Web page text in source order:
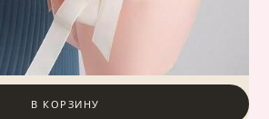
В КОРЗИНУ